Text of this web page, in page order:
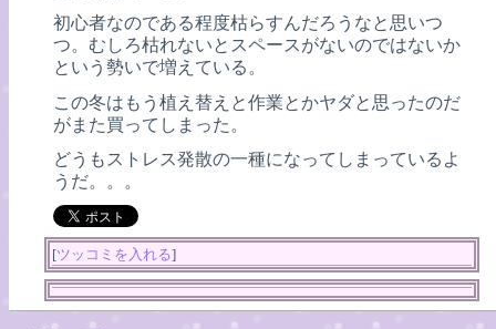
初心者なのである程度枯らすんだろうなと思いつ
つ。むしろ枯れないとスペースがないのではないか
という勢いで増えている。
この冬はもう植え替えと作業とかヤダと思ったのだ
がまた買ってしまった。
どうもストレス発散の一種になってしまっているよ
うだ。。。
[ツッコミを入れる]